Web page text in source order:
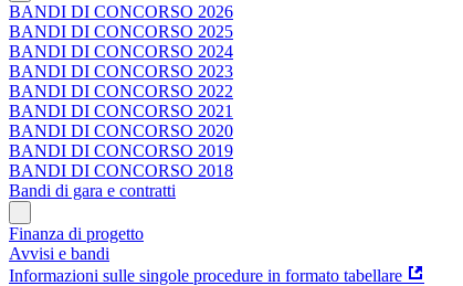
BANDI DI CONCORSO 2026
BANDI DI CONCORSO 2025
BANDI DI CONCORSO 2024
BANDI DI CONCORSO 2023
BANDI DI CONCORSO 2022
BANDI DI CONCORSO 2021
BANDI DI CONCORSO 2020
BANDI DI CONCORSO 2019
BANDI DI CONCORSO 2018
Bandi di gara e contratti
Finanza di progetto
Avvisi e bandi
Informazioni sulle singole procedure in formato tabellare